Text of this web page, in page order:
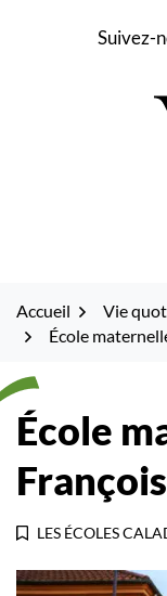
Suivez-
Accueil Vie
École
École
LES ÉCOLES